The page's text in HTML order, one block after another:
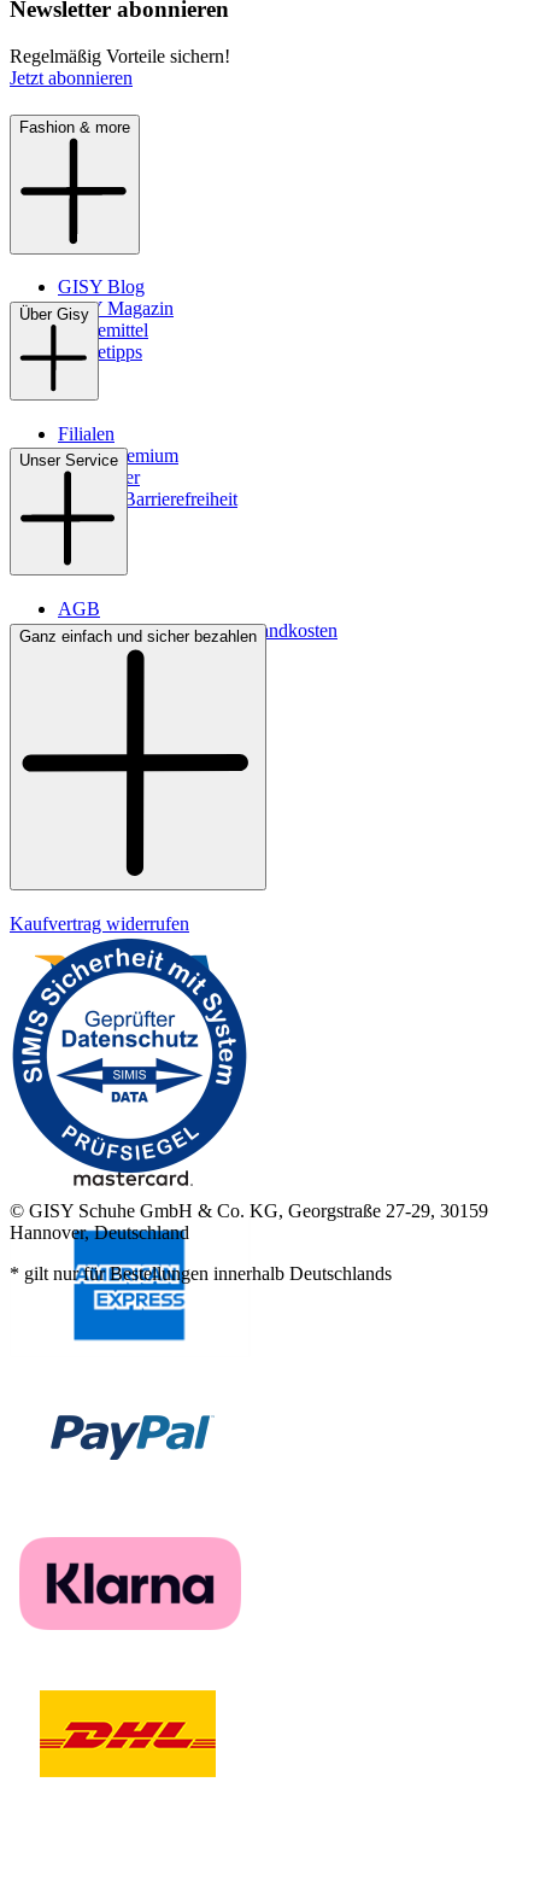
Newsletter abonnieren
Regelmäßig Vorteile sichern!
Jetzt abonnieren
Fashion & more
GISY Blog
GISY Magazin
Pflegemittel
Pflegetipps
Über Gisy
Filialen
WMS-Premium
Newsletter
Digitale Barrierefreiheit
Unser Service
AGB
Lieferbedingungen & Versandkosten
Bezahlung
Ganz einfach und sicher bezahlen
Kaufvertrag widerrufen
© GISY Schuhe GmbH & Co. KG, Georgstraße 27-29, 30159
Hannover, Deutschland
* gilt nur für Bestellungen innerhalb Deutschlands